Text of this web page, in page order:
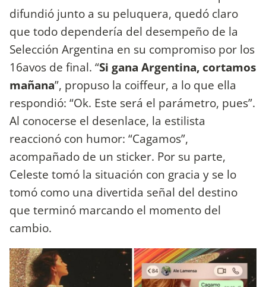
difundió junto a su peluquera, quedó claro
que todo dependería del desempeño de la
Selección Argentina en su compromiso por los
16avos de final. “Si gana Argentina, cortamos
mañana”, propuso la coiffeur, a lo que ella
respondió: “Ok. Este será el parámetro, pues”.
Al conocerse el desenlace, la estilista
reaccionó con humor: “Cagamos”,
acompañado de un sticker. Por su parte,
Celeste tomó la situación con gracia y se lo
tomó como una divertida señal del destino
que terminó marcando el momento del
cambio.